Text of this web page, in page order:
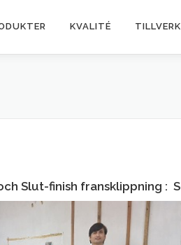
KVALITÉ
Slut-finish fransklippning :